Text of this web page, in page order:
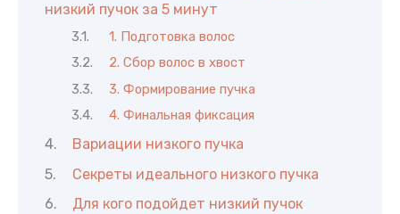
низкий пучок за 5 минут
1. Подготовка волос
2. Сбор волос в хвост
3. Формирование пучка
4. Финальная фиксация
Вариации низкого пучка
Секреты идеального низкого пучка
Для кого подойдет низкий пучок